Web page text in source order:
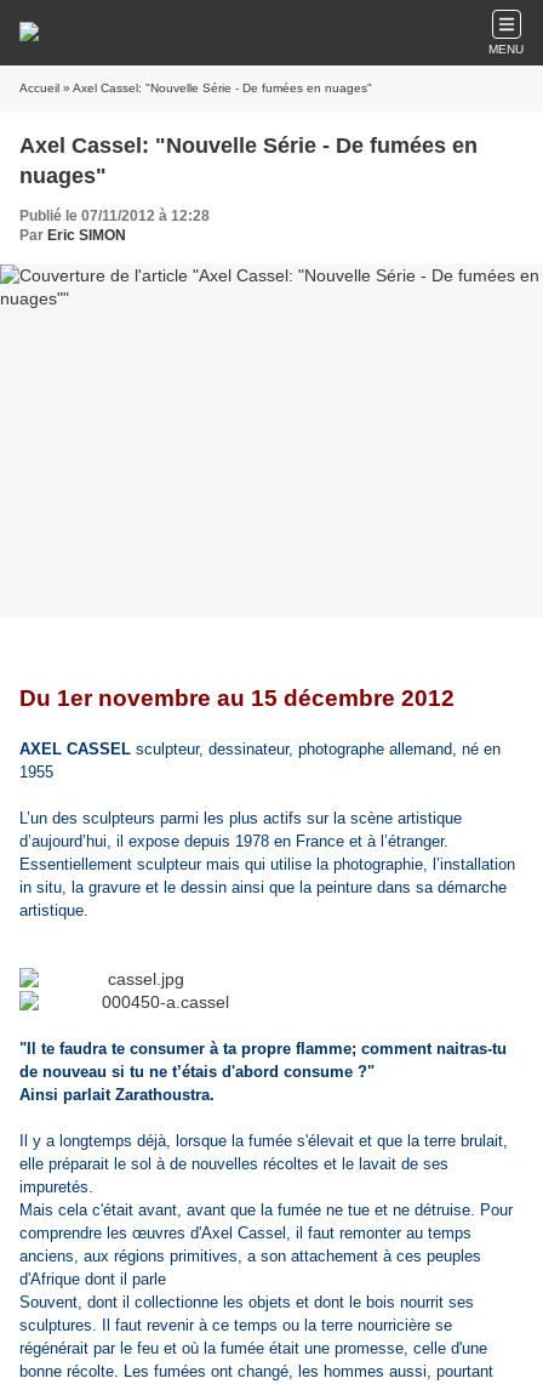
MENU
Accueil » Axel Cassel: "Nouvelle Série - De fumées en nuages"
Axel Cassel: "Nouvelle Série - De fumées en
nuages"
Publié le 07/11/2012 à 12:28
Par Eric SIMON
Du 1er novembre au 15 décembre 2012
AXEL CASSEL sculpteur, dessinateur, photographe allemand, né en
1955
L’un des sculpteurs parmi les plus actifs sur la scène artistique
d’aujourd’hui, il expose depuis 1978 en France et à l’étranger.
Essentiellement sculpteur mais qui utilise la photographie, l’installation
in situ, la gravure et le dessin ainsi que la peinture dans sa démarche
artistique.
"Il te faudra te consumer à ta propre flamme; comment naitras-tu
de nouveau si tu ne t’étais d'abord consume ?"
Ainsi parlait Zarathoustra.
Il y a longtemps déjà, lorsque la fumée s'élevait et que la terre brulait,
elle préparait le sol à de nouvelles récoltes et le lavait de ses
impuretés.
Mais cela c'était avant, avant que la fumée ne tue et ne détruise. Pour
comprendre les œuvres d'Axel Cassel, il faut remonter au temps
anciens, aux régions primitives, a son attachement à ces peuples
d'Afrique dont il parle
Souvent, dont il collectionne les objets et dont le bois nourrit ses
sculptures. Il faut revenir à ce temps ou la terre nourricière se
régénérait par le feu et où la fumée était une promesse, celle d'une
bonne récolte. Les fumées ont changé, les hommes aussi, pourtant